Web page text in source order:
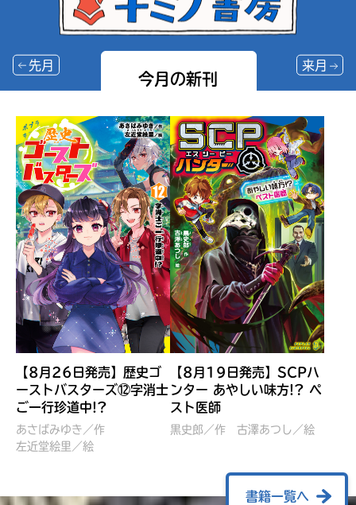
今月の新刊
先月 来月
ぼくたちのマインクラフト
冒険記 エンチャント剣
VS暴走モブ
営委員会／協力
レッツゴー！まいぜんシス
ターズ とつぜん、王様に
【8月26日発売】歴史ゴ
ーストバスターズ⑫字消士
ご一行珍道中!?
あさばみゆき／作
左近堂絵里／絵
【8月19日発売】SCPハ
ンター あやしい味方!? ペ
スト医師
黒史郎／作 古澤あつし／絵
書籍一覧へ